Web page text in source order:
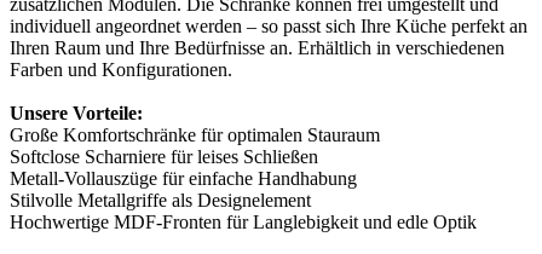
zusätzlichen Modulen. Die Schränke können frei umgestellt und
individuell angeordnet werden – so passt sich Ihre Küche perfekt an
Ihren Raum und Ihre Bedürfnisse an. Erhältlich in verschiedenen
Farben und Konfigurationen.
Unsere Vorteile:
Große Komfortschränke für optimalen Stauraum
Softclose Scharniere für leises Schließen
Metall-Vollauszüge für einfache Handhabung
Stilvolle Metallgriffe als Designelement
Hochwertige MDF-Fronten für Langlebigkeit und edle Optik